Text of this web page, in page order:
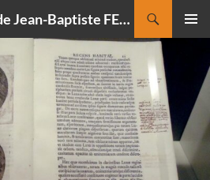
CIELMANIA : le blog de Jean-Baptiste FELDMANN, photographe du ciel